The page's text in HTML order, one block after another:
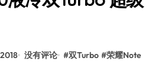
没有评论 #双Turbo #荣耀Note